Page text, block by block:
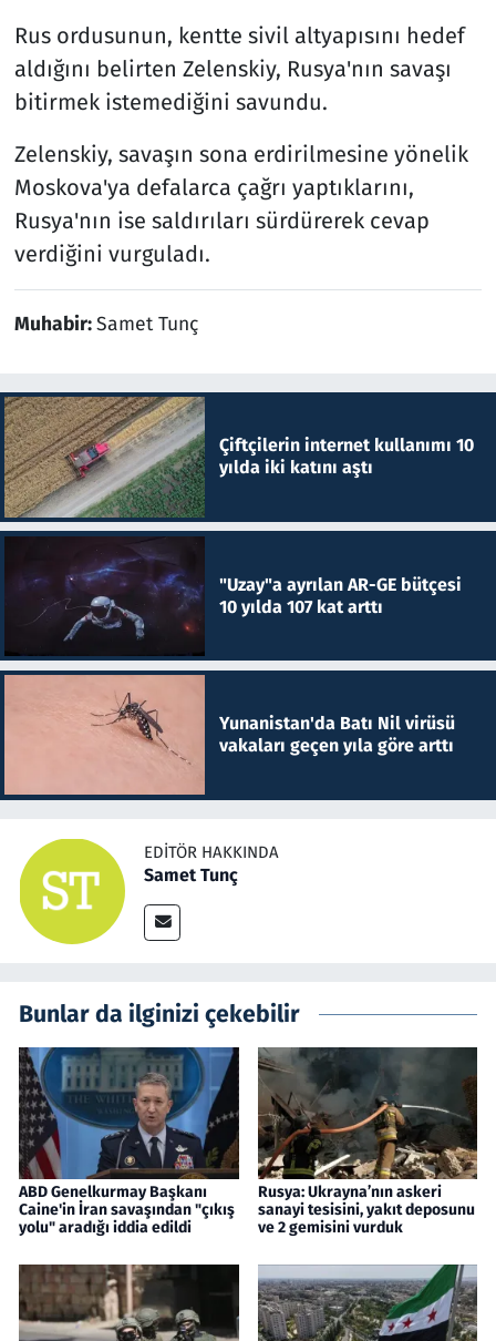
Rus ordusunun, kentte sivil altyapısını hedef
aldığını belirten Zelenskiy, Rusya'nın savaşı
bitirmek istemediğini savundu.
Zelenskiy, savaşın sona erdirilmesine yönelik
Moskova'ya defalarca çağrı yaptıklarını,
Rusya'nın ise saldırıları sürdürerek cevap
verdiğini vurguladı.
Muhabir:Samet Tunç
Çiftçilerin internet kullanımı 10
yılda iki katını aştı
"Uzay"a ayrılan AR-GE bütçesi
10 yılda 107 kat arttı
Yunanistan'da Batı Nil virüsü
vakaları geçen yıla göre arttı
EDITÖR HAKKINDA
Samet Tunç
Bunlar da ilginizi çekebilir
ABD Genelkurmay Başkanı
Caine'in İran savaşından "çıkış
yolu" aradığı iddia edildi
Rusya: Ukrayna’nın askeri
sanayi tesisini, yakıt deposunu
ve 2 gemisini vurduk